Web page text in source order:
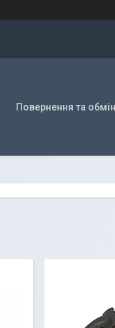
Повернення та обмін